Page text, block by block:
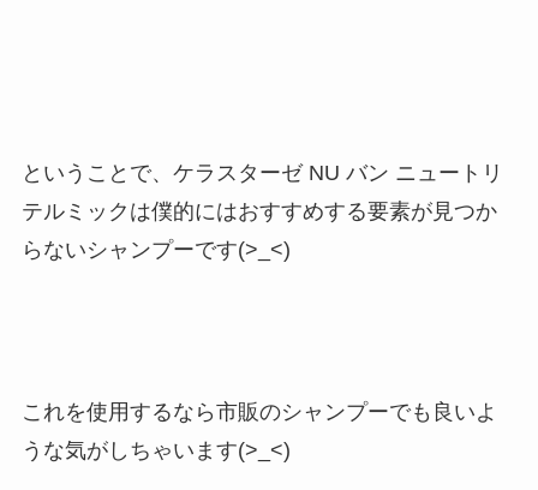
ということで、ケラスターゼ NU バン ニュートリ
テルミックは僕的にはおすすめする要素が見つか
らないシャンプーです(>_<)
これを使用するなら市販のシャンプーでも良いよ
うな気がしちゃいます(>_<)